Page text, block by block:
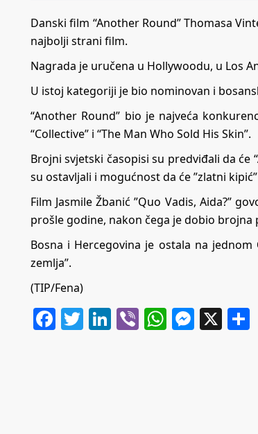
Danski film “Another Round” Thomasa
najbolji strani film.
Nagrada je uručena u Hollywoodu, u Los
U istoj kategoriji je bio nominovan i
“Another Round” bio je najveća
“Collective” i “The Man Who Sold His Skin”.
Brojni svjetski časopisi su predviđali da
su ostavljali i mogućnost da će ”zlatni
Film Jasmile Žbanić ”Quo Vadis, Aida?”
prošle godine, nakon čega je dobio brojna
Bosna i Hercegovina je ostala na
zemlja”.
(TIP/Fena)
Facebook
Twitter
LinkedIn
Viber X